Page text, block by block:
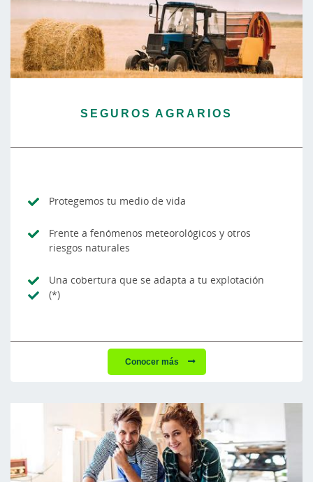
SEGUROS AGRARIOS
Protegemos tu medio de vida
Frente a fenómenos meteorológicos y otros
riesgos naturales
Una cobertura que se adapta a tu explotación
(*)
Conocer más